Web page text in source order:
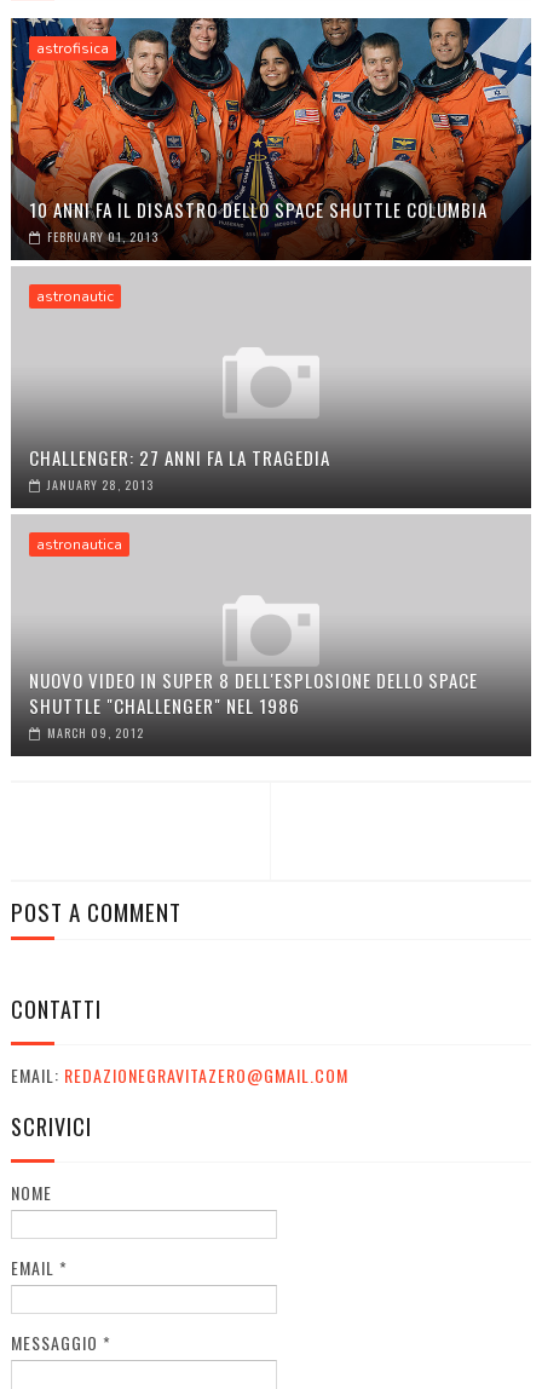
astrofisica
10 ANNI FA IL DISASTRO DELLO SPACE SHUTTLE COLUMBIA
FEBRUARY 01, 2013
astronautic
CHALLENGER: 27 ANNI FA LA TRAGEDIA
JANUARY 28, 2013
astronautica
NUOVO VIDEO IN SUPER 8 DELL'ESPLOSIONE DELLO SPACE
SHUTTLE "CHALLENGER" NEL 1986
MARCH 09, 2012
POST A COMMENT
CONTATTI
EMAIL: REDAZIONEGRAVITAZERO@GMAIL.COM
SCRIVICI
NOME
EMAIL *
MESSAGGIO *